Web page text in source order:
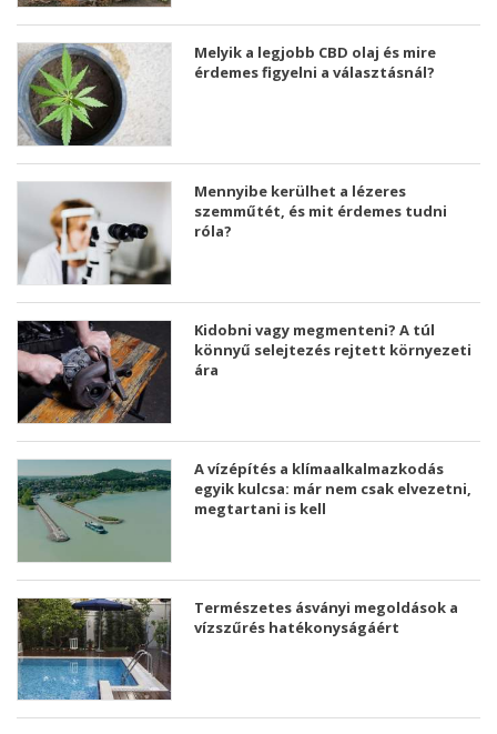
Melyik a legjobb CBD olaj és mire
érdemes figyelni a választásnál?
Mennyibe kerülhet a lézeres
szemműtét, és mit érdemes tudni
róla?
Kidobni vagy megmenteni? A túl
könnyű selejtezés rejtett környezeti
ára
A vízépítés a klímaalkalmazkodás
egyik kulcsa: már nem csak elvezetni,
megtartani is kell
Természetes ásványi megoldások a
vízszűrés hatékonyságáért